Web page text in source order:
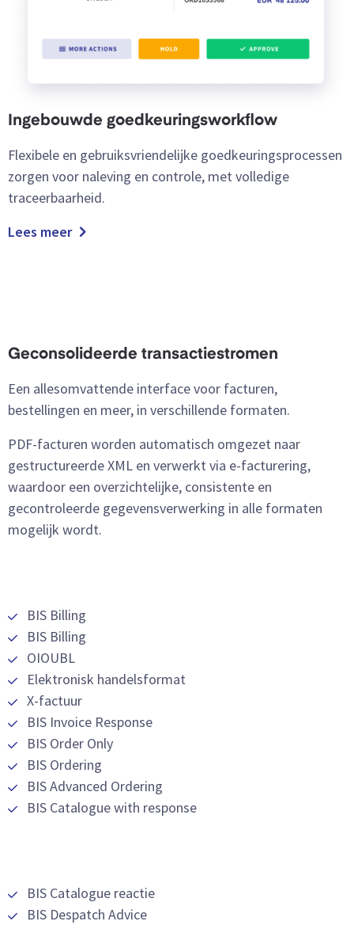
Ingebouwde goedkeuringsworkflow
Flexibele en gebruiksvriendelijke goedkeuringsprocessen
zorgen voor naleving en controle, met volledige
traceerbaarheid.
Lees meer
Geconsolideerde transactiestromen
Een allesomvattende interface voor facturen,
bestellingen en meer, in verschillende formaten.
PDF-facturen worden automatisch omgezet naar
gestructureerde XML en verwerkt via e-facturering,
waardoor een overzichtelijke, consistente en
gecontroleerde gegevensverwerking in alle formaten
mogelijk wordt.
BIS Billing
BIS Billing
OIOUBL
Elektronisk handelsformat
X-factuur
BIS Invoice Response
BIS Order Only
BIS Ordering
BIS Advanced Ordering
BIS Catalogue with response
BIS Catalogue reactie
BIS Despatch Advice